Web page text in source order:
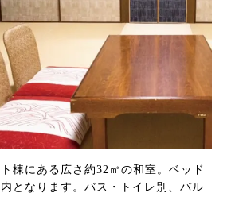
棟にある広さ約32㎡の和室。ベッド
となります。バス・トイレ別、バル